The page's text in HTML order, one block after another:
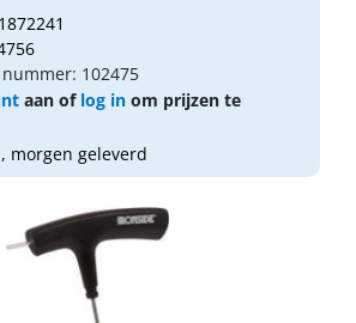
102475
aan of log in om prijzen te
morgen geleverd